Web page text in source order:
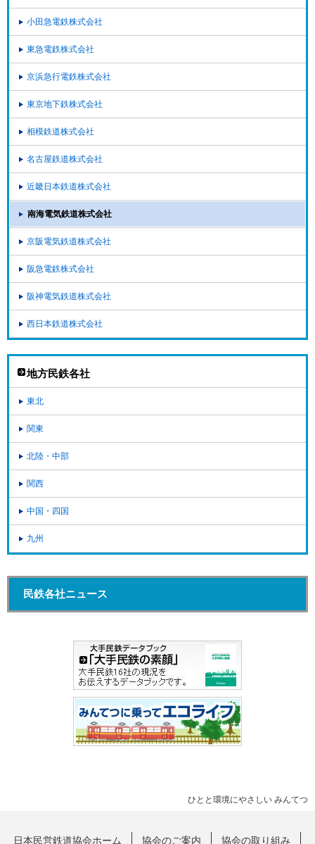
小田急電鉄株式会社
東急電鉄株式会社
京浜急行電鉄株式会社
東京地下鉄株式会社
相模鉄道株式会社
名古屋鉄道株式会社
近畿日本鉄道株式会社
南海電気鉄道株式会社
京阪電気鉄道株式会社
阪急電鉄株式会社
阪神電気鉄道株式会社
西日本鉄道株式会社
地方民鉄各社
東北
関東
北陸・中部
関西
中国・四国
九州
民鉄各社ニュース
ひとと環境にやさしい みんてつ
日本民営鉄道協会ホーム 協会のご案内 協会の取り組み